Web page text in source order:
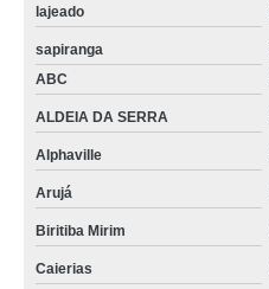
lajeado
sapiranga
ABC
ALDEIA DA SERRA
Alphaville
Arujá
Biritiba Mirim
Caierias